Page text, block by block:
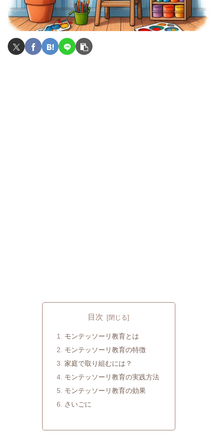
目次
モンテッソーリ教育とは
モンテッソーリ教育の特徴
家庭で取り組むには？
モンテッソーリ教育の実践方法
モンテッソーリ教育の効果
さいごに